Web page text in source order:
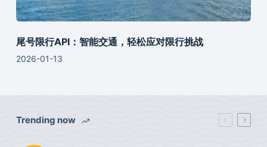
尾号限行API：智能交通，轻松应对限行挑战
2026-01-13
Trending now